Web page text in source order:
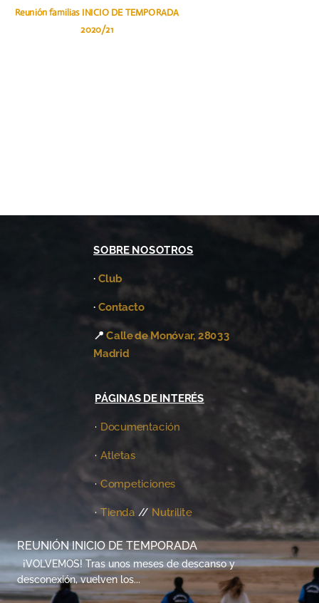
Reunión familias INICIO DE TEMPORADA
2020/21
SOBRE NOSOTROS
· Club
· Contacto
📍Calle de Monóvar, 28033
Madrid
PÁGINAS DE INTERÉS
· Documentación
· Atletas
· Competiciones
·Tienda // Nutrilite
REUNIÓN INICIO DE TEMPORADA
¡VOLVEMOS! Tras unos meses de descanso y
desconexión, vuelven los...